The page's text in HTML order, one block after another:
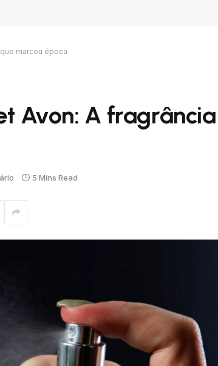
marcou época
Avon: A fragrância
5 Mins Read